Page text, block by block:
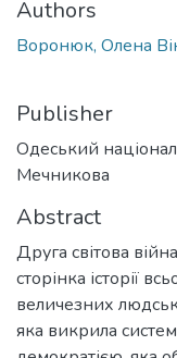
Authors
Воронюк, Олена
Publisher
Одеський
Мечникова
Abstract
Друга світова
сторінка історії
величезних
яка викрила